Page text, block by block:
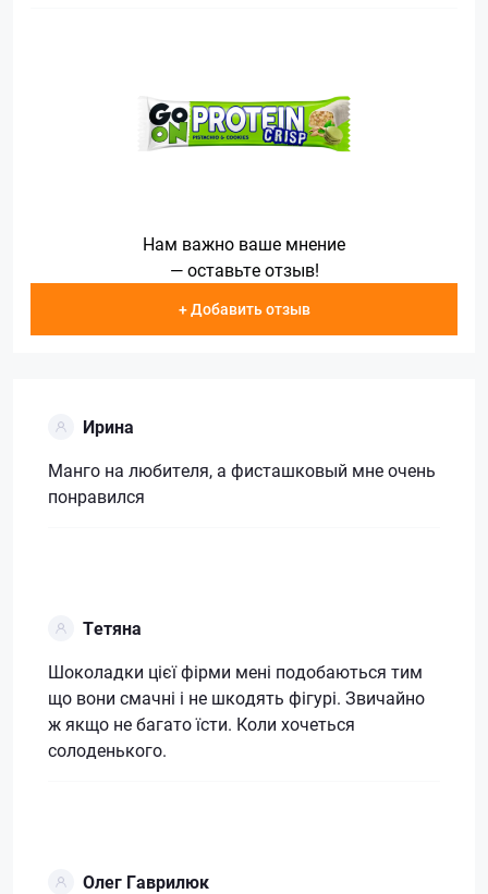
Нам важно ваше мнение
— оставьте отзыв!
+ Добавить отзыв
Ирина
Манго на любителя, а фисташковый мне очень
понравился
Тетяна
Шоколадки цієї фірми мені подобаються тим
що вони смачні і не шкодять фігурі. Звичайно
ж якщо не багато їсти. Коли хочеться
солоденького.
Олег Гаврилюк